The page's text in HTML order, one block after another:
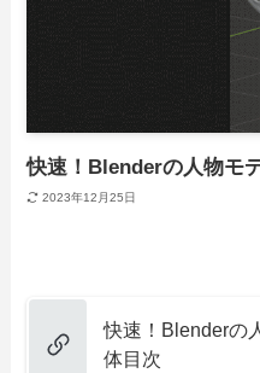
快速！Blenderの人物モ
2023年12月25日
快速！Blenderの
体目次